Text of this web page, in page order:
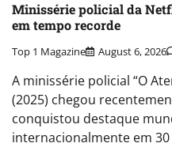
Minissérie policial da
em tempo recorde
Top 1 Magazine August 6, 2026
A minissérie policial “O
(2025) chegou
conquistou destaque
internacionalmente em